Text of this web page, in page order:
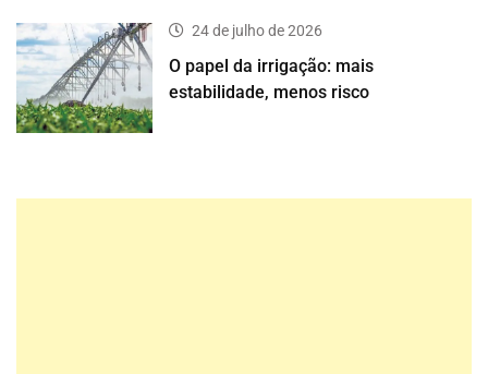
24 de julho de 2026
O papel da irrigação: mais
estabilidade, menos risco